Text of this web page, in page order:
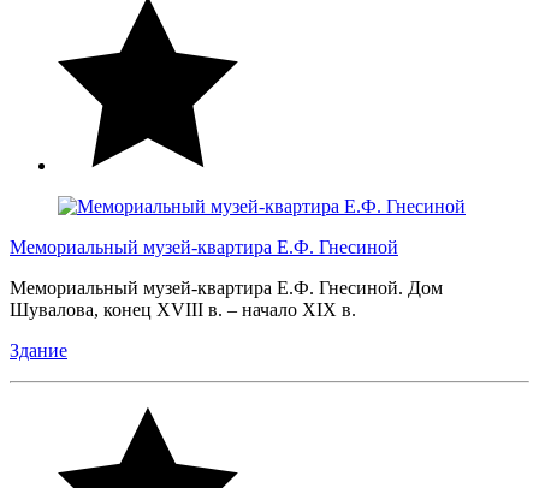
Мемориальный музей-квартира Е.Ф. Гнесиной
Мемориальный музей-квартира Е.Ф. Гнесиной. Дом
Шувалова, конец XVIII в. – начало XIX в.
Здание